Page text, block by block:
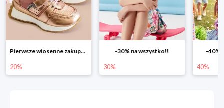
-30% na wszystko!!
30%
-40% na drugą sztukę
40% 25%